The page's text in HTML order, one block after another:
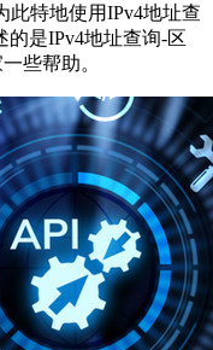
此特地使用IPv4地址查
是IPv4地址查询-区
些帮助。